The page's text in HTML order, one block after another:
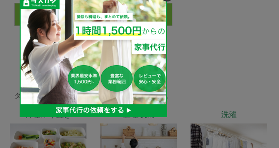
家事代行サービスの種類
タスカジで依頼できるサービスは下記となります。
料理作り置き 整理収納 洗濯